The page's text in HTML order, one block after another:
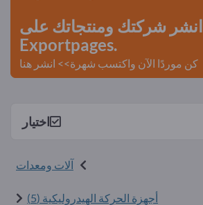
انشر شركتك ومنتجاتك على
Exportpages.
كن موردًا الآن واكتسب شهرة>> انشر هنا
اختيار
آلات ومعدات
أجهزة الحركة الهيدروليكية (5)